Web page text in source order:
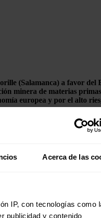
Acerca de las
IP, con tecnologías como
publicidad y contenido
(Salamanca) a favor del
minera de materias
europea y por el alto
y geología, junto con
y arroyos), geofísica
mineras. En ella las
la fabricación de